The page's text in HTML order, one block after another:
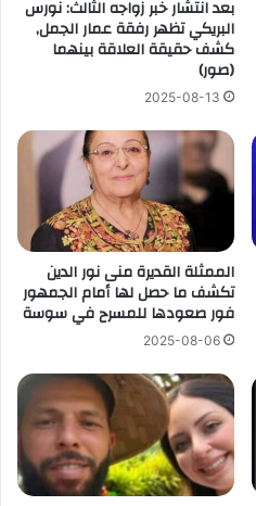
بعد انتشار خبر زواجه الثالث: نورس
البريكي تظهر رفقة عمار الجمل,
كشف حقيقة العلاقة بينهما
(صور)
2025-08-13
الممثلة القديرة منى نور الدين
تكشف ما حصل لها أمام الجمهور
فور صعودها للمسرح في سوسة
2025-08-06